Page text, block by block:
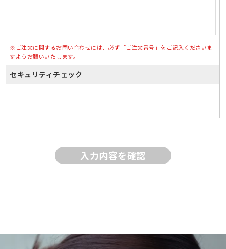
※ご注文に関するお問い合わせには、必ず「ご注文番号」をご記入くださいま
すようお願いいたします。
セキュリティチェック
入力内容を確認